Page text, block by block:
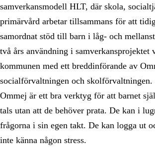
samverkansmodell HLT, där skola,
primärvård arbetar tillsammans för att
samordnat stöd till barn i låg- och
två års användning i samverkansprojektet
kommunen med ett breddinförande av
socialförvaltningen och
Ommej är ett bra verktyg för att barnet
tals utan att de behöver prata. De kan i
frågorna i sin egen takt. De kan logga ut
inte känna någon stress.